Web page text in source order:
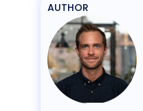
AUTHOR